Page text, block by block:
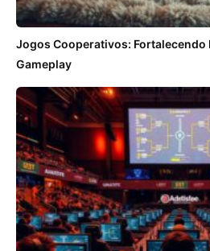
Jogos Cooperativos: Fortalecendo
Gameplay